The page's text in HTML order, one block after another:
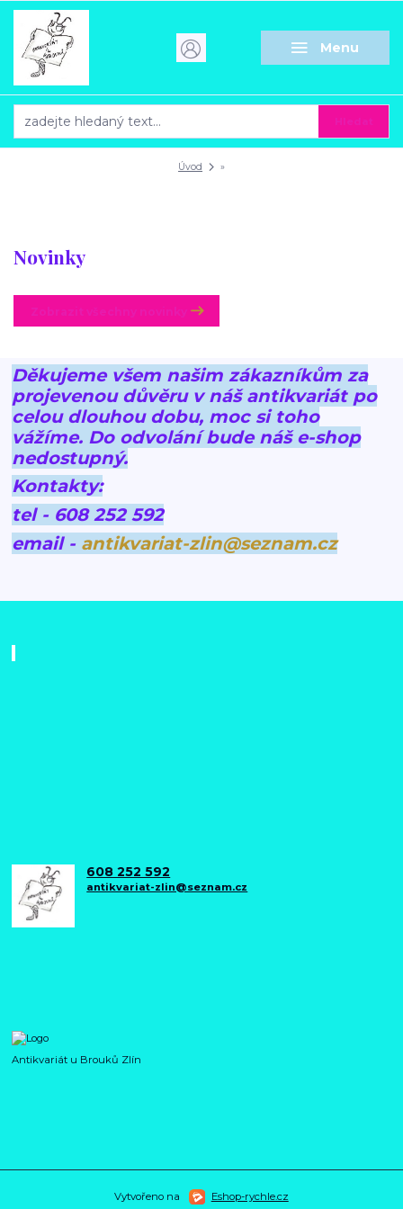
Menu
Úvod »
Novinky
Děkujeme všem našim zákazníkům za
projevenou důvěru v náš antikvariát po
celou dlouhou dobu, moc si toho
vážíme. Do odvolání bude náš e-shop
nedostupný.
Kontakty:
tel - 608 252 592
email - antikvariat-zlin@seznam.cz
608 252 592
antikvariat-zlin@seznam.cz
Antikvariát u Brouků Zlín
Vytvořeno na Eshop-rychle.cz